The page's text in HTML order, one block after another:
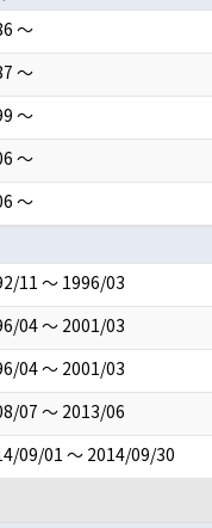
～
～
～
～
～
11 ～ 1996/03
04 ～ 2001/03
04 ～ 2001/03
07 ～ 2013/06
09/01 ～ 2014/09/30